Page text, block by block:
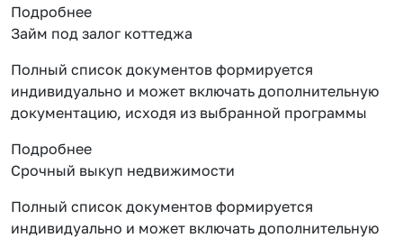
Подробнее
Займ под залог коттеджа
Полный список документов формируется
индивидуально и может включать дополнительную
документацию, исходя из выбранной программы
Подробнее
Срочный выкуп недвижимости
Полный список документов формируется
индивидуально и может включать дополнительную